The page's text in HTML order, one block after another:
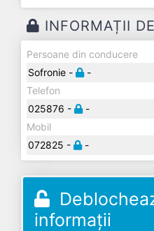
INFORMAȚII
Persoane din conducere
Sofronie -
-
Telefon
025876 -
-
Mobil
072825 -
-
informații